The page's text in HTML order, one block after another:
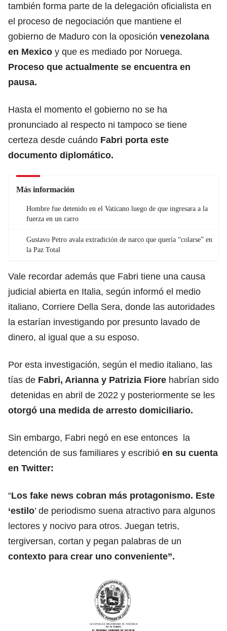
también forma parte de la delegación oficialista en
el proceso de negociación que mantiene el
gobierno de Maduro con la oposición venezolana
en Mexico y que es mediado por Noruega.
Proceso que actualmente se encuentra en
pausa.
Hasta el momento el gobierno no se ha
pronunciado al respecto ni tampoco se tiene
certeza desde cuándo Fabri porta este
documento diplomático.
Más información
Hombre fue detenido en el Vaticano luego de que ingresara a la
fuerza en un carro
Gustavo Petro avala extradición de narco que quería “colarse” en
la Paz Total
Vale recordar además que Fabri tiene una causa
judicial abierta en Italia, según informó el medio
italiano, Corriere Della Sera, donde las autoridades
la estarían investigando por presunto lavado de
dinero, al igual que a su esposo.
Por esta investigación, según el medio italiano, las
tías de Fabri, Arianna y Patrizia Fiore habrían sido
detenidas en abril de 2022 y posteriormente se les
otorgó una medida de arresto domiciliario.
Sin embargo, Fabri negó en ese entonces la
detención de sus familiares y escribió en su cuenta
en Twitter:
“Los fake news cobran más protagonismo. Este
‘estilo’ de periodismo suena atractivo para algunos
lectores y nocivo para otros. Juegan tetris,
tergiversan, cortan y pegan palabras de un
contexto para crear uno conveniente”.